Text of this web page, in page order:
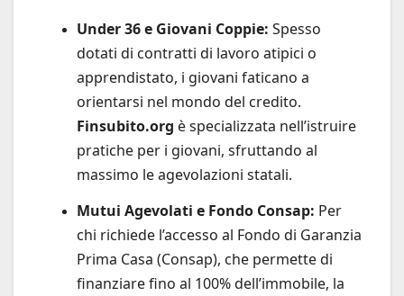
Under 36 e Giovani Coppie: Spesso
dotati di contratti di lavoro atipici o
apprendistato, i giovani faticano a
orientarsi nel mondo del credito.
Finsubito.org è specializzata nell’istruire
pratiche per i giovani, sfruttando al
massimo le agevolazioni statali.
Mutui Agevolati e Fondo Consap: Per
chi richiede l’accesso al Fondo di Garanzia
Prima Casa (Consap), che permette di
finanziare fino al 100% dell’immobile, la